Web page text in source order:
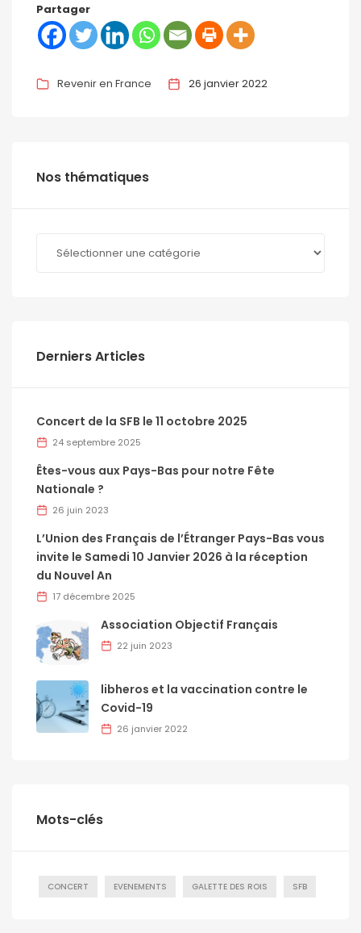
Partager
Revenir en France 26 janvier 2022
Nos thématiques
thématiques
Derniers Articles
Concert de la SFB le 11 octobre 2025
24 septembre 2025
Êtes-vous aux Pays-Bas pour notre Fête
Nationale ?
26 juin 2023
L’Union des Français de l’Étranger Pays-Bas vous
invite le Samedi 10 Janvier 2026 à la réception
du Nouvel An
17 décembre 2025
Association Objectif Français
22 juin 2023
libheros et la vaccination contre le
Covid-19
26 janvier 2022
Mots-clés
CONCERT EVENEMENTS GALETTE DES ROIS SFB